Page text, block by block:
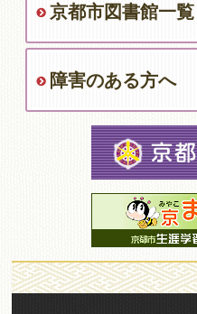
京都市図書館一覧
障害のある方へ